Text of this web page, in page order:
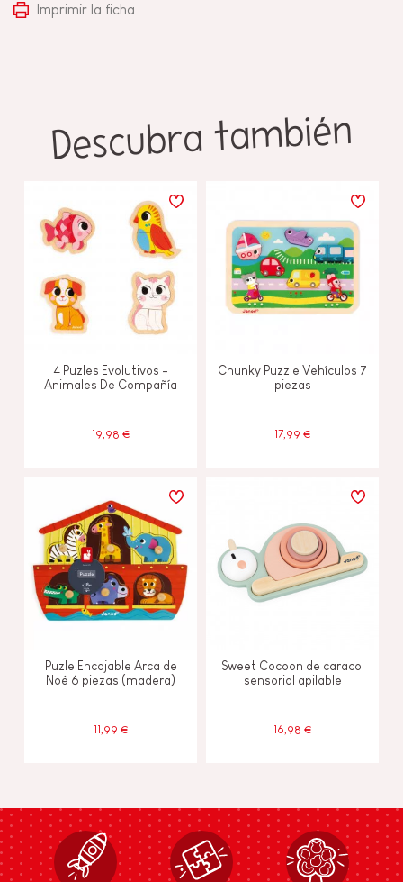
Imprimir la ficha
Descubra también
4 Puzles Evolutivos -
Animales De Compañía
19,98 €
Chunky Puzzle Vehículos 7
piezas
17,99 €
Puzle Encajable Arca de
Noé 6 piezas (madera)
11,99 €
Sweet Cocoon de caracol
sensorial apilable
16,98 €